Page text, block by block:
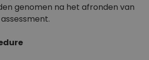
genomen na het afronden van